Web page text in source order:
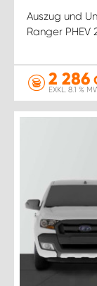
Auszug und
Ranger PHEV
2 286
EXKL. 8.1 %